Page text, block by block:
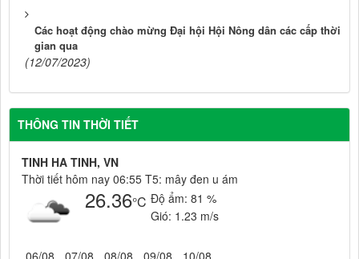
Các hoạt động chào mừng Đại hội Hội Nông dân các cấp thời
gian qua
(12/07/2023)
THÔNG TIN THỜI TIẾT
TINH HA TINH, VN
Thời tiết hôm nay 06:55 T5: mây đen u ám
26.36°C Độ ẩm: 81 %
Gió: 1.23 m/s